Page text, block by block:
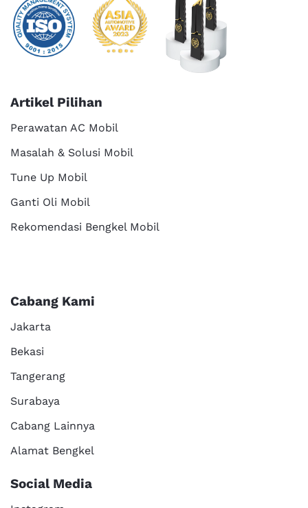
Artikel Pilihan
Perawatan AC Mobil
Masalah & Solusi Mobil
Tune Up Mobil
Ganti Oli Mobil
Rekomendasi Bengkel Mobil
Cabang Kami
Jakarta
Bekasi
Tangerang
Surabaya
Cabang Lainnya
Alamat Bengkel
Social Media